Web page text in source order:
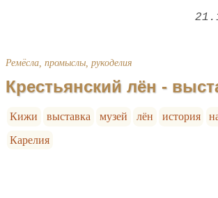
Ремёсла, промыслы, рукоделия
Крестьянский лён -
Кижи выставка музей лён история
Карелия